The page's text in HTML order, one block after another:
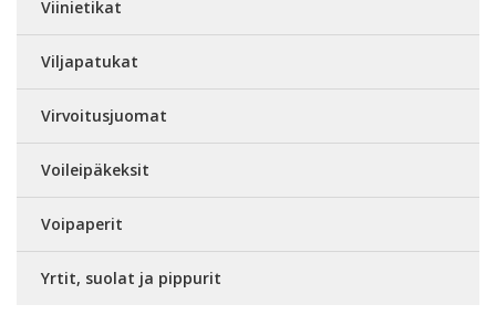
Viinietikat
Viljapatukat
Virvoitusjuomat
Voileipäkeksit
Voipaperit
Yrtit, suolat ja pippurit